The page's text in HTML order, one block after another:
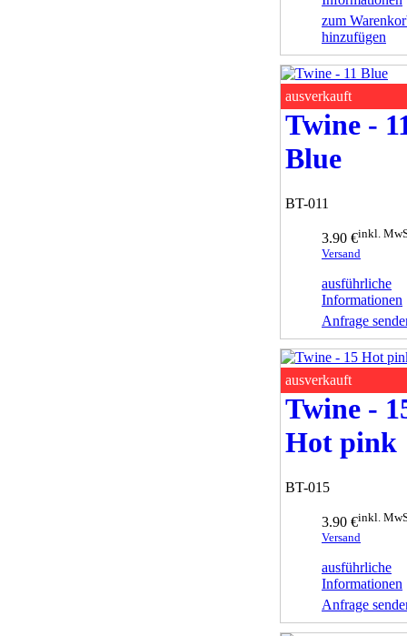
zum
hinzufügen
ausverkauft
Twine -
Blue
BT-011
3.90 €inkl.
Versand
ausführliche
Informationen
Anfrage
ausverkauft
Twine -
Hot pink
BT-015
3.90 €inkl.
Versand
ausführliche
Informationen
Anfrage